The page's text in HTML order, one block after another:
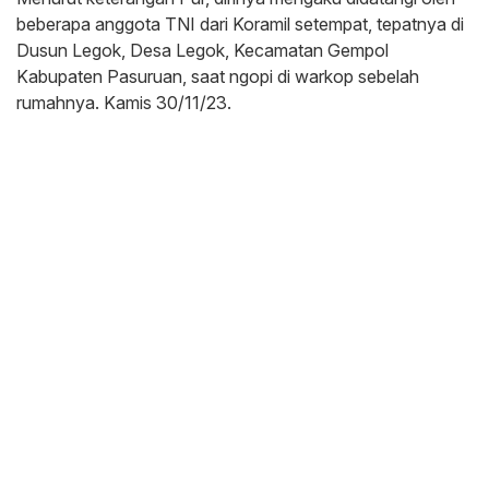
beberapa anggota TNI dari Koramil setempat, tepatnya di
Dusun Legok, Desa Legok, Kecamatan Gempol
Kabupaten Pasuruan, saat ngopi di warkop sebelah
rumahnya. Kamis 30/11/23.